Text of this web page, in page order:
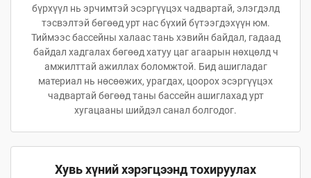
бүрхүүл нь эрчимтэй эсэргүүцэх чадвартай, элэгдэлд
тэсвэлтэй бөгөөд урт нас бүхий бүтээгдэхүүн юм.
Тиймээс бассейны халаас тань хэвийн байдал, гадаад
байдал хадгалах бөгөөд хатуу цаг агаарын нөхцөлд ч
амжилттай ажиллах боломжтой. Бид ашигладаг
материал нь нөсөөжих, урагдах, цоорох эсэргүүцэх
чадвартай бөгөөд таны бассейн ашиглахад урт
хугацааны шийдэл санал болгодог.
Хувь хүний хэрэгцээнд тохируулах